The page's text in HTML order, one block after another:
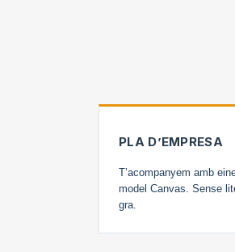
PLA D’EMPRESA
T’acompanyem amb
model Canvas. Sense
gra.